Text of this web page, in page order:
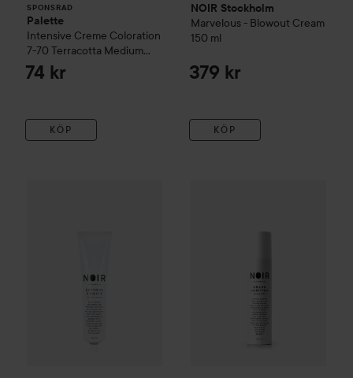
SPONSRAD
Palette
Intensive Creme Coloration
7-70 Terracotta Medium
Blonde
74 kr
KÖP
NOIR Stockholm
Marvelous - Blowout Cream
150 ml
379 kr
KÖP